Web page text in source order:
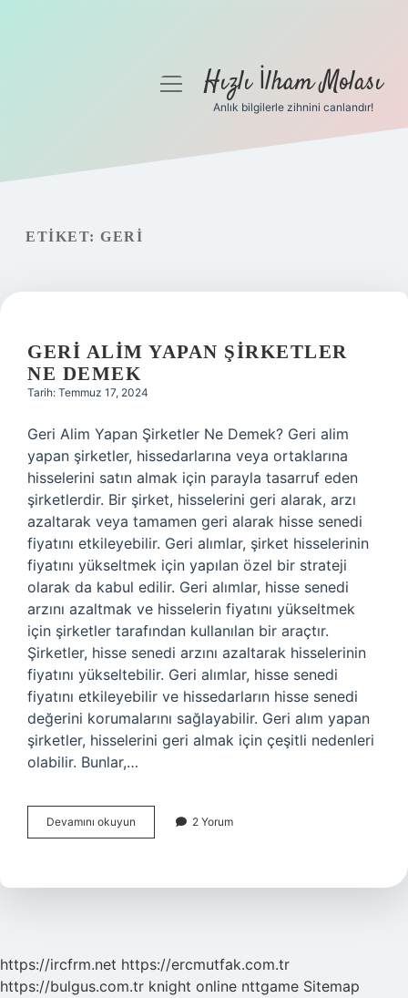
Gizlilik Politikası
menüyüHızlı İlham Molası
Anlık bilgilerle zihnini canlandır!
ETIKET: GERI
GERI ALIM YAPAN ŞIRKETLER
NE DEMEK
Tarih: Temmuz 17, 2024
Geri Alim Yapan Şirketler Ne Demek? Geri alim
yapan şirketler, hissedarlarına veya ortaklarına
hisselerini satın almak için parayla tasarruf eden
şirketlerdir. Bir şirket, hisselerini geri alarak, arzı
azaltarak veya tamamen geri alarak hisse senedi
fiyatını etkileyebilir. Geri alımlar, şirket hisselerinin
fiyatını yükseltmek için yapılan özel bir strateji
olarak da kabul edilir. Geri alımlar, hisse senedi
arzını azaltmak ve hisselerin fiyatını yükseltmek
için şirketler tarafından kullanılan bir araçtır.
Şirketler, hisse senedi arzını azaltarak hisselerinin
fiyatını yükseltebilir. Geri alımlar, hisse senedi
fiyatını etkileyebilir ve hissedarların hisse senedi
değerini korumalarını sağlayabilir. Geri alım yapan
şirketler, hisselerini geri almak için çeşitli nedenleri
olabilir. Bunlar,…
Devamını okuyun
alim
ne
2 Yorum
https://ircfrm.net https://ercmutfak.com.tr
https://bulgus.com.tr knight online nttgame Sitemap